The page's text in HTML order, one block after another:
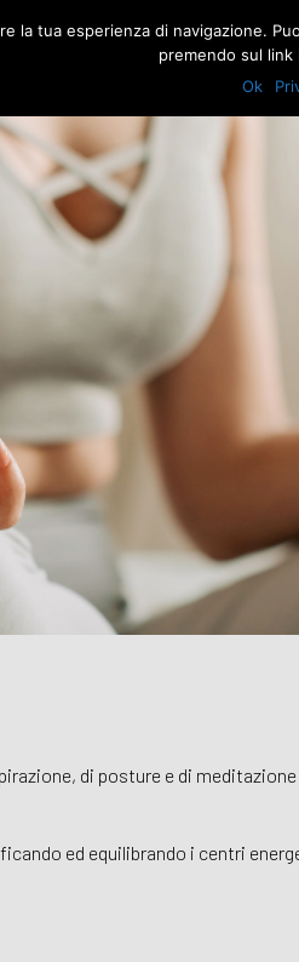
di posture e di
ed equilibrando i centri
la tua esperienza di navigazione.
premendo sul link
Ok